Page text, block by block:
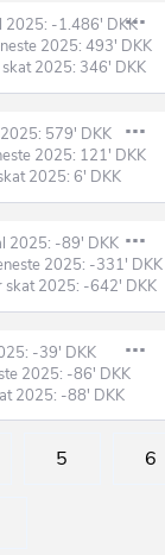
2025: -1.486' DKK
2025: 493' DKK
skat 2025: 346' DKK
579' DKK
2025: 121' DKK
2025: 6' DKK
2025: -89' DKK
2025: -331' DKK
skat 2025: -642' DKK
-39' DKK
2025: -86' DKK
2025: -88' DKK
5 6